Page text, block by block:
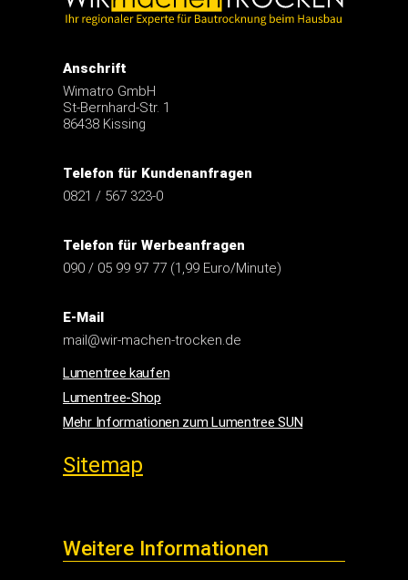
Anschrift
Wimatro GmbH
St-Bernhard-Str. 1
86438 Kissing
Telefon für Kundenanfragen
0821 / 567 323-0
Telefon für Werbeanfragen
090 / 05 99 97 77 (1,99 Euro/Minute)
E-Mail
mail@wir-machen-trocken.de
Lumentree kaufen
Lumentree-Shop
Mehr Informationen zum Lumentree SUN
Sitemap
Weitere Informationen